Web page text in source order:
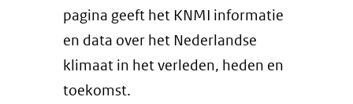
in
nieuw
venster)
pagina geeft het KNMI informatie
en data over het Nederlandse
klimaat in het verleden, heden en
toekomst.